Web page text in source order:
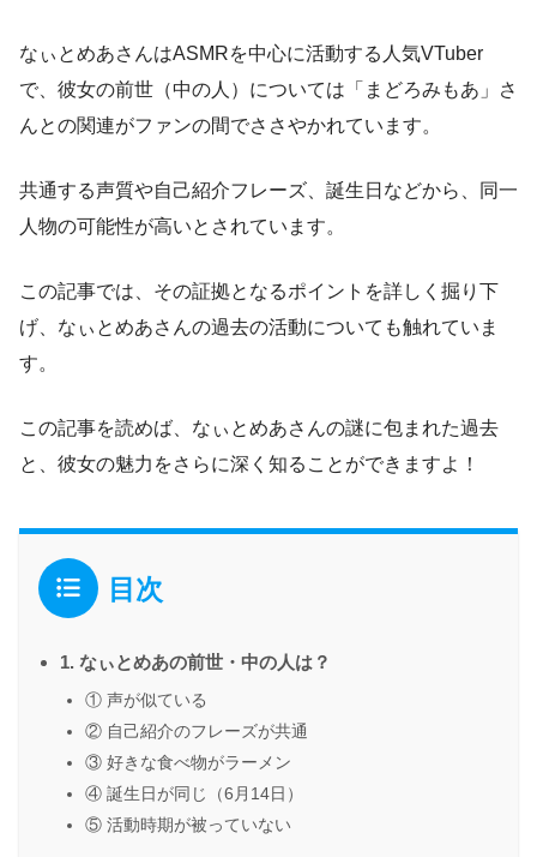
なぃとめあさんはASMRを中心に活動する人気VTuber
で、彼女の前世（中の人）については「まどろみもあ」さ
んとの関連がファンの間でささやかれています。
共通する声質や自己紹介フレーズ、誕生日などから、同一
人物の可能性が高いとされています。
この記事では、その証拠となるポイントを詳しく掘り下
げ、なぃとめあさんの過去の活動についても触れていま
す。
この記事を読めば、なぃとめあさんの謎に包まれた過去
と、彼女の魅力をさらに深く知ることができますよ！
目次
1. なぃとめあの前世・中の人は？
① 声が似ている
② 自己紹介のフレーズが共通
③ 好きな食べ物がラーメン
④ 誕生日が同じ（6月14日）
⑤ 活動時期が被っていない